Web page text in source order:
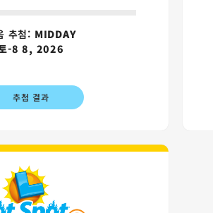
추첨: MIDDAY
-8 8, 2026
추첨 결과
Hot Spot 게임 카드